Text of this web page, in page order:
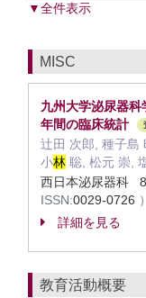
▼全件表示
MISC
九州大学泌尿器
年間の臨床統計
辻田 次郎, 種子島
小林 聡, 松元 崇,
西日本泌尿器科
ISSN:0029-0726 ）
詳細を見る
教育活動概要